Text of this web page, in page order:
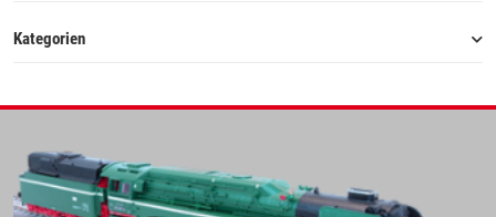
Kategorien